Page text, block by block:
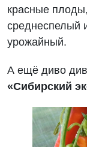
красные
среднеспелый
урожайный.
А ещё диво
«Сибирский